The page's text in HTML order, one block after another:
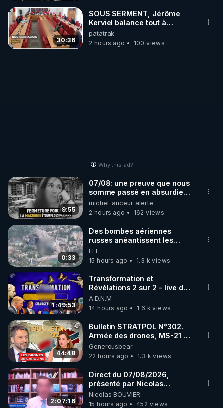
30:36
SOUS SERMENT, Jérôme
Kerviel balance tout à
l'Assemblée !
patatrak
2 hours ago
100 views
Why this ad?
9:55
07/08: une preuve que nous
somme passé en absurdie
une dictature qui veut faire
taire ses opposant !
michel lanceur alerte
2 hours ago
162 views
0:33
Des bombes aériennes
russes anéantissent les
centres de contrôle de
drones de 3 brigades
ukrainienne
LEF
15 hours ago
1.3 k views
1:49:53
Transformation et
Révélations 2 sur 2 - live du
07/08/26
A.D.N.M
14 hours ago
1.6 k views
44:48
Bulletin STRATPOL N°302.
Armée des drones, MS-21 en
série, missiles coréens.
07.08.2026.
Generousbear
22 hours ago
1.3 k views
2:07:16
Direct du 07/08/2026,
présenté par Nicolas
BOUVIER
Nicolas BOUVIER
15 hours ago
452 views